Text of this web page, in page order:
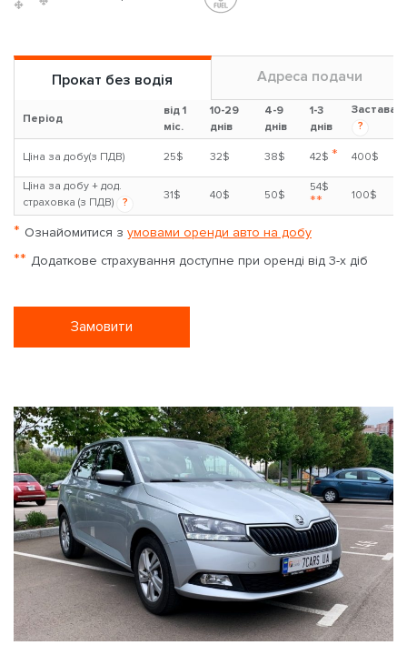
Прокат без водія Адреса подачи
Період
від 1
міс.
10-29
днів
4-9
днів
1-3
днів
Застава
?
Ціна за добу(з ПДВ) 25$ 32$ 38$ 42$ * 400$
Ціна за добу + дод.
страховка (з ПДВ)
?
31$ 40$ 50$
54$
** 100$
* Ознайомитися з умовами оренди авто на добу
** Додаткове страхування доступне при оренді від 3-х діб
Замовити